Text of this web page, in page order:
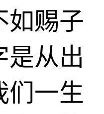
如赐子
是从出
们一生